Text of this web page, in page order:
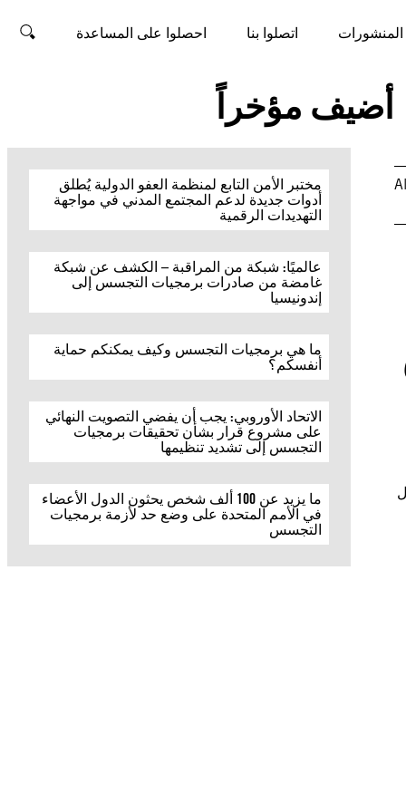
المنشورات اتصلوا بنا احصلوا على المساعدة بحث
أضيف مؤخراً
مختبر الأمن التابع لمنظمة العفو الدولية يُطلق
أدوات جديدة لدعم المجتمع المدني في مواجهة
التهديدات الرقمية
عالميًا: شبكة من المراقبة – الكشف عن شبكة
غامضة من صادرات برمجيات التجسس إلى
إندونيسيا
ما هي برمجيات التجسس وكيف يمكنكم حماية
أنفسكم؟
الاتحاد الأوروبي: يجب أن يفضي التصويت النهائي
على مشروع قرار بشأن تحقيقات برمجيات
التجسس إلى تشديد تنظيمها
ما يزيد عن 100 ألف شخص يحثون الدول الأعضاء
في الأمم المتحدة على وضع حد لأزمة برمجيات
التجسس